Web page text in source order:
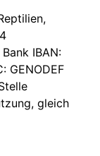
IBAN:
GENODEF
gleich